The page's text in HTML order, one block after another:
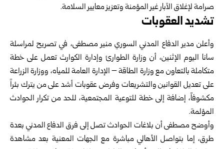
صرامة لإغلاق الآبار غير المؤمنة وتعزيز معايير السلامة.
تشديد العقوبات
وأعلن مدير الدفاع المدني السوري منير مصطفى، في تصريح لمراسلة
سانا اليوم الإثنين، أن وزارة الطوارئ وإدارة الكوارثتعمل على خطة
متكاملة بالتعاون مع وزارة الطاقة – الإدارة العامة للمياه، ووزارة الزراعة
على تعديل القوانين والتشريعات وفرض عقوبات أشد على من يترك بئراً
مكشوفاً، إضافة إلى خطة للتوعية المجتمعية، للحد من تكرار الحوادث
المؤلمة.
وأوضح مصطفى أن بلاغات الحوادث تصل إلى فرق الدفاع المدني بعدة
طرق، إما بتواصل الأهالي مباشرة مع الجهات المعنية بعد مشاهدة